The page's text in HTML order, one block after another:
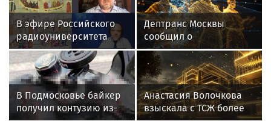
В эфире Российского
радиоуниверситета
вышла программа о
духовном возрождении
Руси в годы Смутного
времени
Дептранс Москвы
сообщил о
двухкилометровой
пробке на Проспекте
Мира
В Подмосковье байкер
получил контузию из-
за столкновения с
Анастасия Волочкова
взыскала с ТСЖ более
5,2 млн рублей за